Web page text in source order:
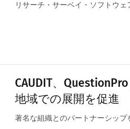
リサーチ・サーベイ・ソフトウ
CAUDIT、
地域での展開を促進
著名な組織とのパートナーシッ